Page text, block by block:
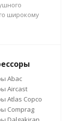
широкому
Abac
Aircast
Atlas Copco
Comprag